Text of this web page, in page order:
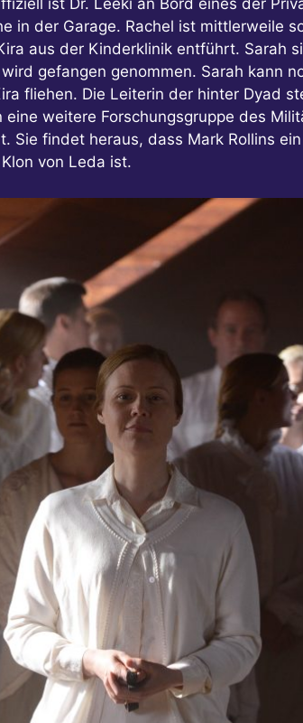
ist Dr. Leeki an Bord eines der
in der Garage. Rachel ist mittlerweile
aus der Kinderklinik entführt. Sarah
gefangen genommen. Sarah kann
fliehen. Die Leiterin der hinter Dyad
weitere Forschungsgruppe des
Sie findet heraus, dass Mark Rollins
von Leda ist.